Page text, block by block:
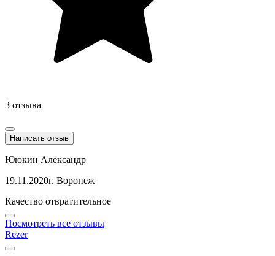
3 отзыва
Написать отзыв
Ююкин Александр
19.11.2020г. Воронеж
Качество отвратительное
Посмотреть все отзывы
Rezer